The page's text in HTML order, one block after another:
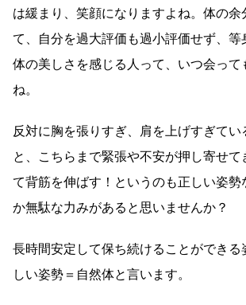
は緩まり、笑顔になりますよね。体の余
て、自分を過大評価も過小評価せず、等
体の美しさを感じる人って、いつ会って
ね。
反対に胸を張りすぎ、肩を上げすぎてい
と、こちらまで緊張や不安が押し寄せて
て背筋を伸ばす！というのも正しい姿勢
か無駄な力みがあると思いませんか？
長時間安定して保ち続けることができる
しい姿勢＝自然体と言います。